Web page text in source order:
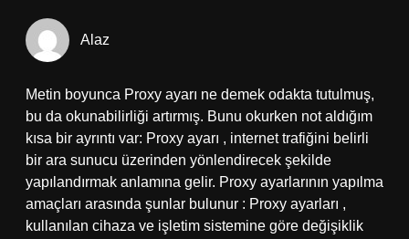
Alaz
Metin boyunca Proxy ayarı ne demek odakta tutulmuş,
bu da okunabilirliği artırmış. Bunu okurken not aldığım
kısa bir ayrıntı var: Proxy ayarı , internet trafiğini belirli
bir ara sunucu üzerinden yönlendirecek şekilde
yapılandırmak anlamına gelir. Proxy ayarlarının yapılma
amaçları arasında şunlar bulunur : Proxy ayarları ,
kullanılan cihaza ve işletim sistemine göre değişiklik